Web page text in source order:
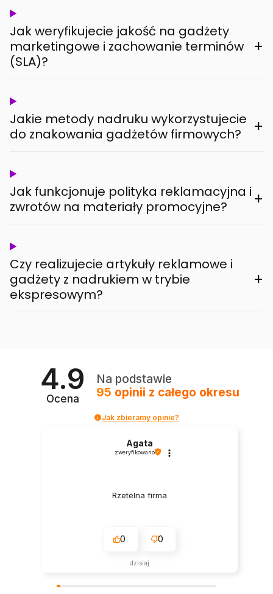
Jak weryfikujecie jakość na gadżety
marketingowe i zachowanie terminów
(SLA)?
+
Jakie metody nadruku wykorzystujecie
do znakowania gadżetów firmowych?
+
Jak funkcjonuje polityka reklamacyjna i
zwrotów na materiały promocyjne?
+
Czy realizujecie artykuły reklamowe i
gadżety z nadrukiem w trybie
ekspresowym?
+
4.9
Ocena
Na podstawie
95 opinii z całego okresu
Jak zbieramy opinie?
Agata
zweryfikowano
Rzetelna firma
0 0
dzisiaj